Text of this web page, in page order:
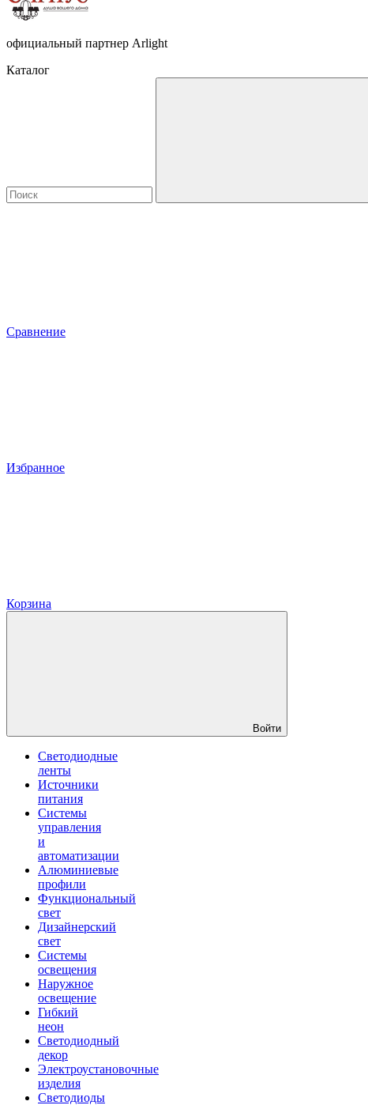
официальный партнер Arlight
Каталог
Сравнение
Избранное
Корзина
Войти
Светодиодные
ленты
Источники
питания
Системы
управления
и
автоматизации
Алюминиевые
профили
Функциональный
свет
Дизайнерский
свет
Системы
освещения
Наружное
освещение
Гибкий
неон
Светодиодный
декор
Электроустановочные
изделия
Светодиоды